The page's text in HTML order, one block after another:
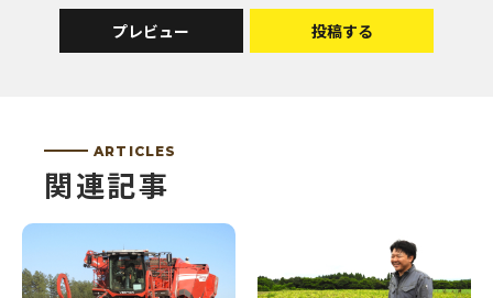
投稿者 | マキバオーの姉
るトヨシロくんで、試してみましょう。
投稿者 | おさるさん
たくさんの工程があるのですね。
プレビュー 投稿する
ARTICLES
関連記事